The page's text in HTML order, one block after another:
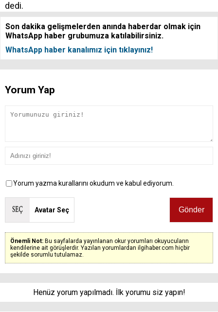
dedi.
Son dakika gelişmelerden anında haberdar olmak için
WhatsApp haber grubumuza katılabilirsiniz.
WhatsApp haber kanalımız için tıklayınız!
Yorum Yap
Yorum yazma kurallarını okudum ve kabul ediyorum.
Avatar Seç
Önemli Not: Bu sayfalarda yayınlanan okur yorumları okuyucuların
kendilerine ait görüşlerdir. Yazılan yorumlardan ilgihaber.com hiçbir
şekilde sorumlu tutulamaz.
Henüz yorum yapılmadı. İlk yorumu siz yapın!